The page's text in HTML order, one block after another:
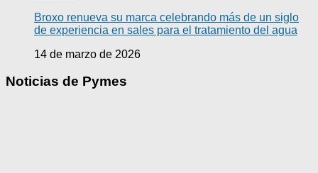
Broxo renueva su marca celebrando más de un siglo
de experiencia en sales para el tratamiento del agua
14 de marzo de 2026
Noticias de Pymes